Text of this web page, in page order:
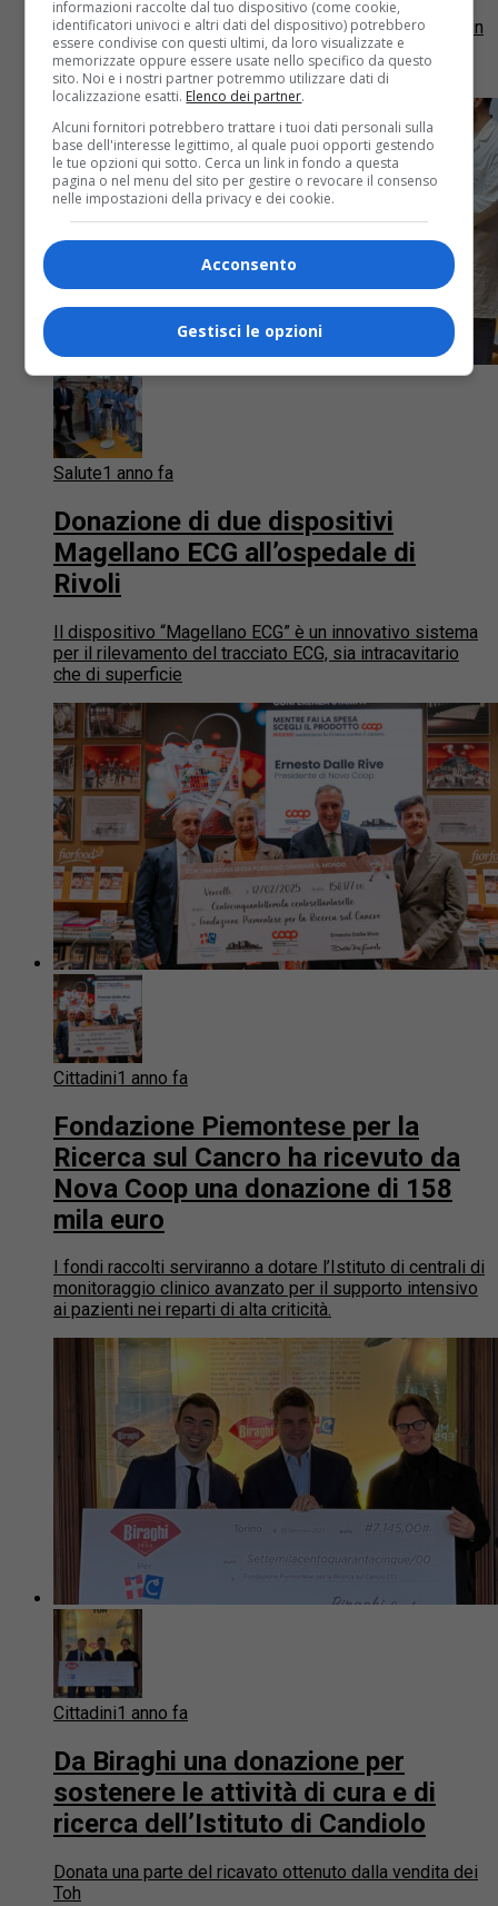
L’iniziativa natalizia di Conad Nord Ovest si inserisce in
un progetto più ampio di supporto agli ospedali
pediatrici italiani
Salute1 anno fa
Donazione di due dispositivi
Magellano ECG all’ospedale di
Rivoli
Il dispositivo “Magellano ECG” è un innovativo sistema
per il rilevamento del tracciato ECG, sia intracavitario
che di superficie
Cittadini1 anno fa
Fondazione Piemontese per la
Ricerca sul Cancro ha ricevuto da
Nova Coop una donazione di 158
mila euro
I fondi raccolti serviranno a dotare l’Istituto di centrali di
monitoraggio clinico avanzato per il supporto intensivo
ai pazienti nei reparti di alta criticità.
Cittadini1 anno fa
Da Biraghi una donazione per
sostenere le attività di cura e di
ricerca dell’Istituto di Candiolo
Donata una parte del ricavato ottenuto dalla vendita dei
Toh
informazioni raccolte dal tuo dispositivo (come cookie,
identificatori univoci e altri dati del dispositivo) potrebbero
essere condivise con questi ultimi, da loro visualizzate e
memorizzate oppure essere usate nello specifico da questo
sito. Noi e i nostri partner potremmo utilizzare dati di
localizzazione esatti. Elenco dei partner.
Alcuni fornitori potrebbero trattare i tuoi dati personali sulla
base dell'interesse legittimo, al quale puoi opporti gestendo
le tue opzioni qui sotto. Cerca un link in fondo a questa
pagina o nel menu del sito per gestire o revocare il consenso
nelle impostazioni della privacy e dei cookie.
Acconsento
Gestisci le opzioni